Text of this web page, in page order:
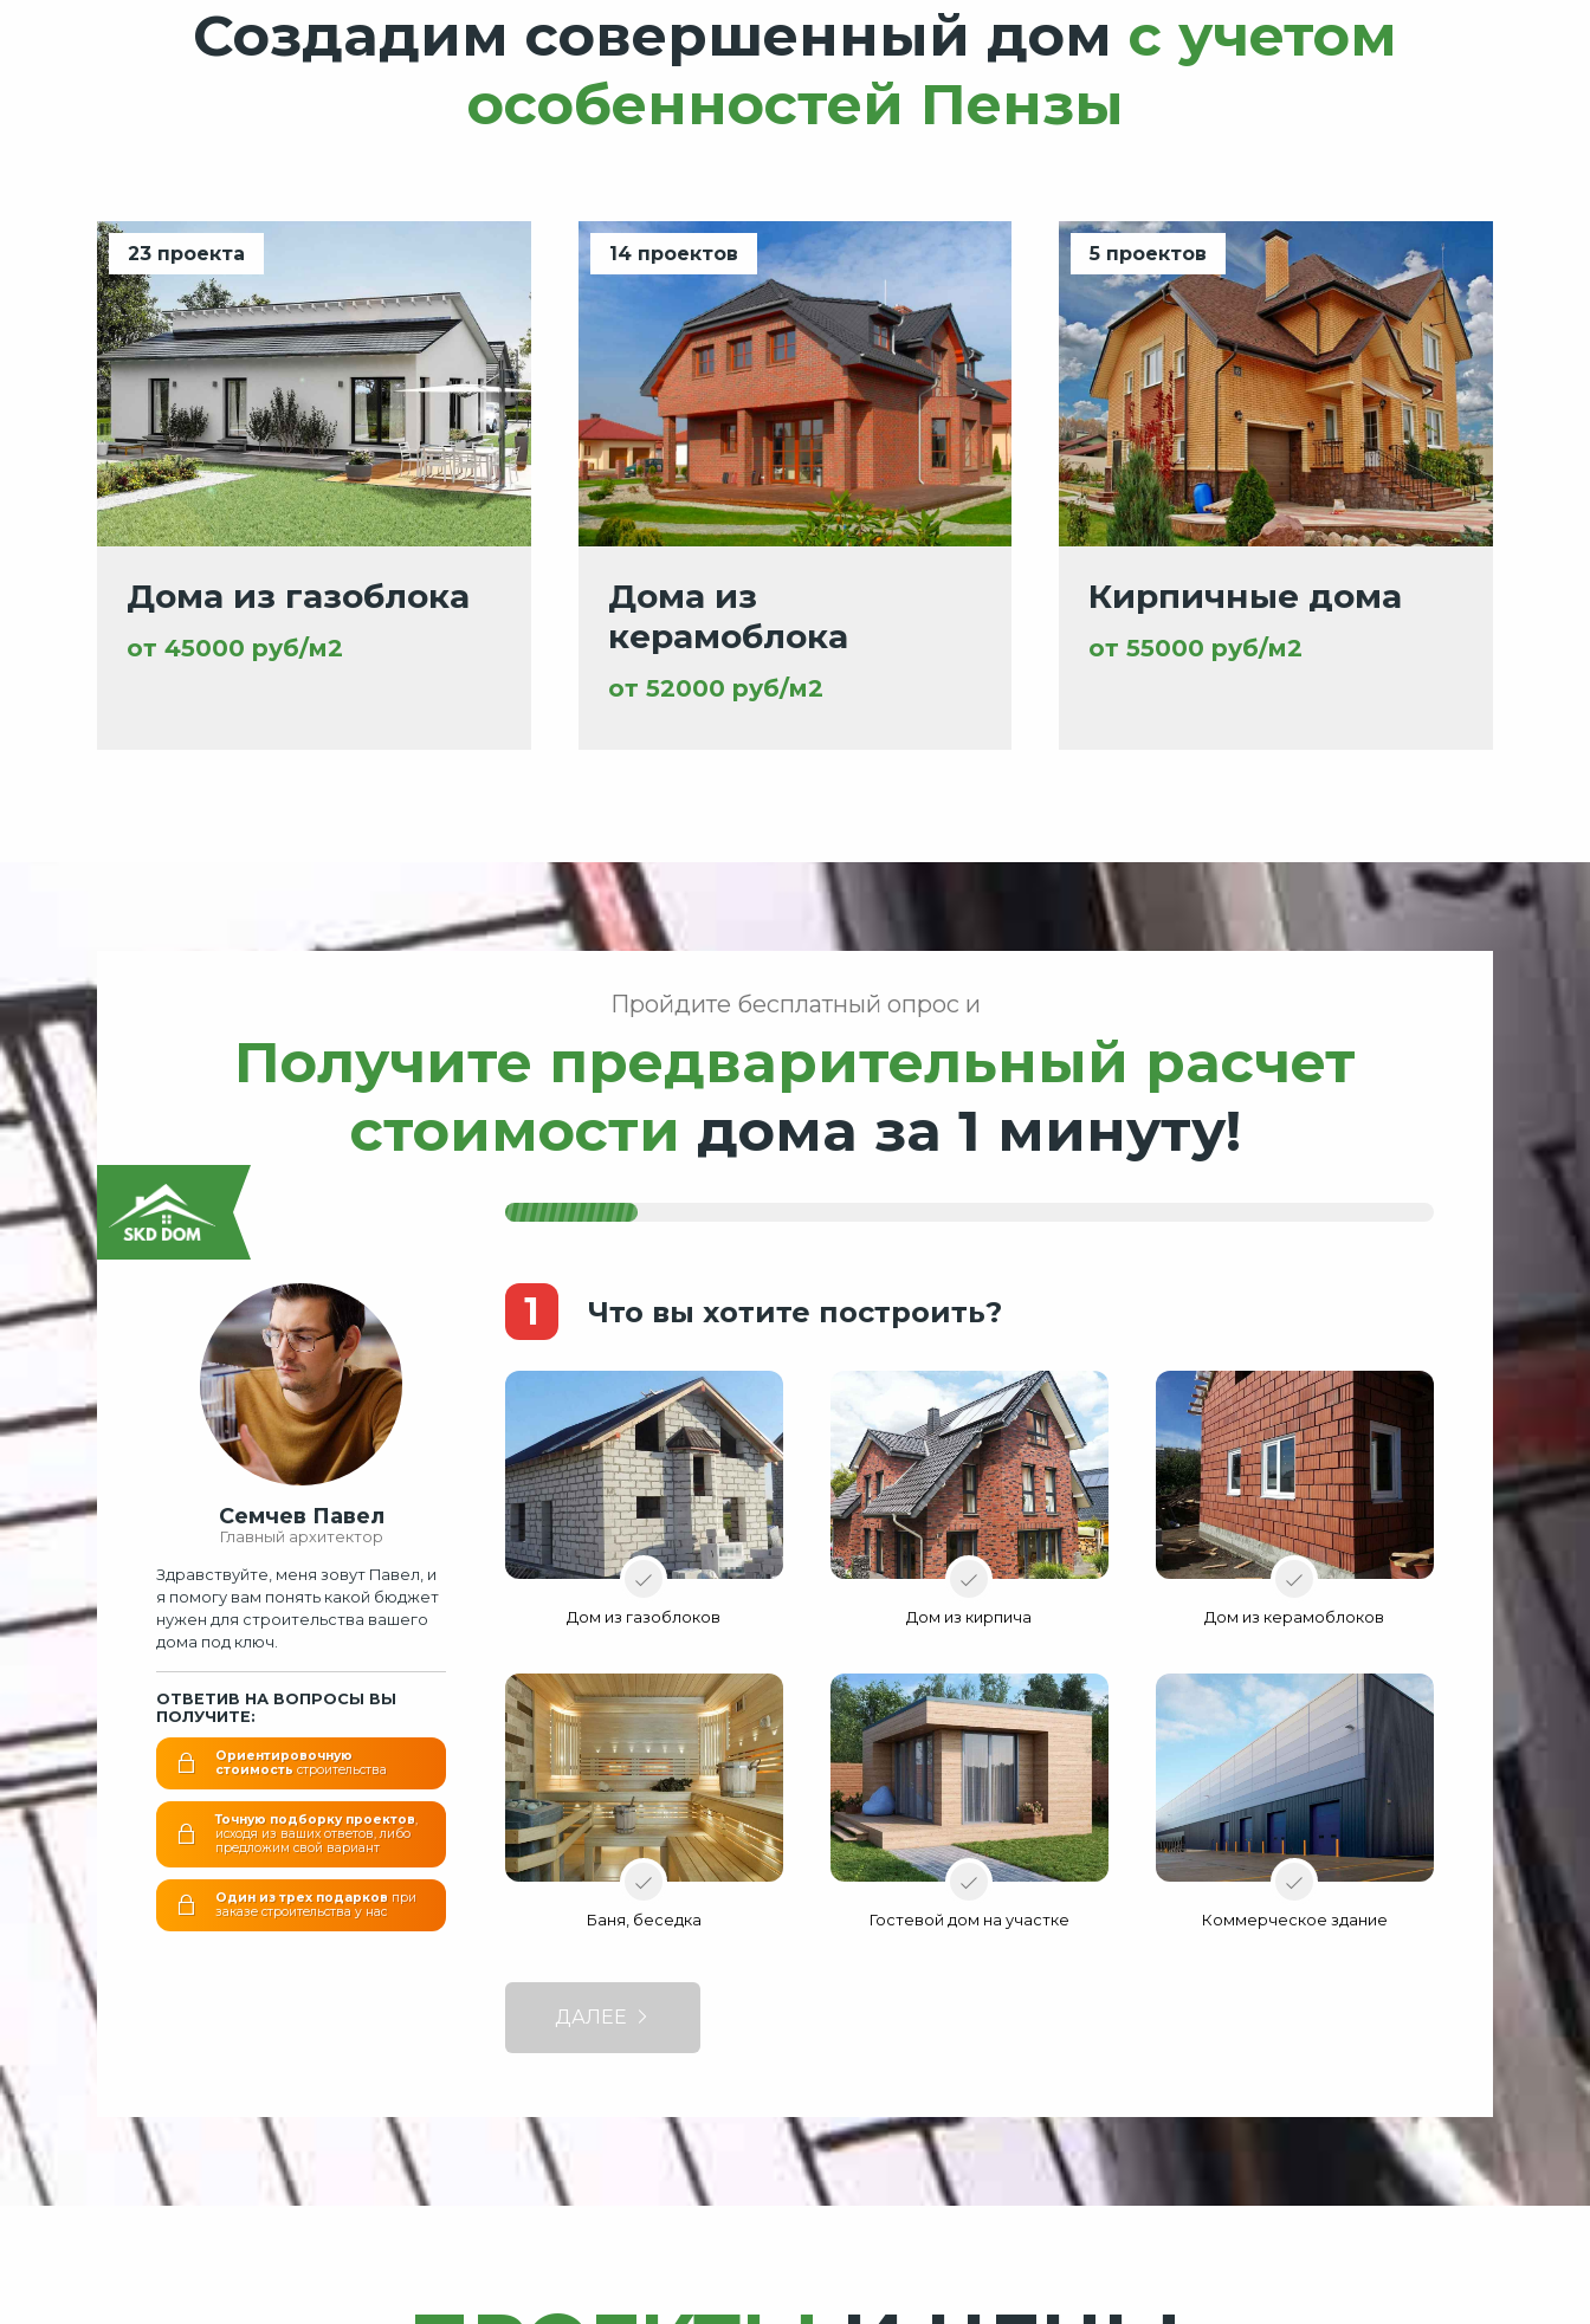
Создадим совершенный дом с учетом
особенностей Пензы
Дома из газоблока
23 проекта
от 45000 руб/м2
Дома из
керамоблока
14 проектов
от 52000 руб/м2
Кирпичные дома
5 проектов
от 55000 руб/м2
Пройдите бесплатный опрос и
Получите предварительный расчет
стоимости дома за 1 минуту!
Семчев Павел
Главный архитектор
Здравствуйте, меня зовут Павел, и
я помогу вам понять какой бюджет
нужен для строительства вашего
дома под ключ.
ОТВЕТИВ НА ВОПРОСЫ ВЫ
ПОЛУЧИТЕ:
Ориентировочную
стоимость строительства
Точную подборку проектов,
исходя из ваших ответов, либо
предложим свой вариант
Один из трех подарков при
заказе строительства у нас
1 Что вы хотите построить?
Дом из газоблоков Дом из кирпича Дом из керамоблоков
Баня, беседка Гостевой дом на участке Коммерческое здание
ДАЛЕЕ